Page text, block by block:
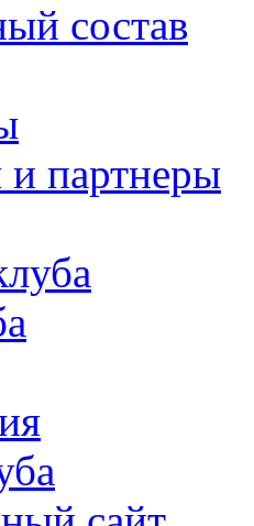
состав
партнеры